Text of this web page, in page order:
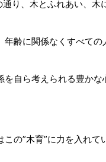
通り、木とふれあい、木
年齢に関係なくすべての
を自ら考えられる豊か
この”木育”に力を入れて